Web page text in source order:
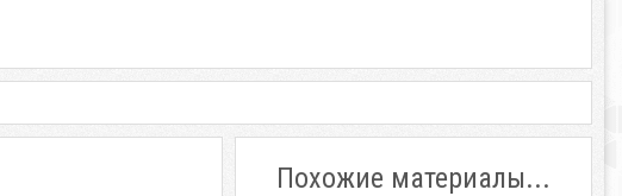
Похожие материалы...